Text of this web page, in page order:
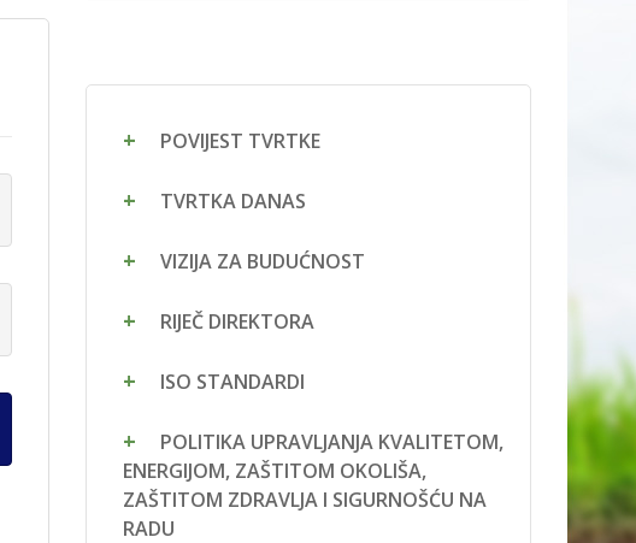
POVIJEST TVRTKE
TVRTKA DANAS
VIZIJA ZA BUDUĆNOST
RIJEČ DIREKTORA
ISO STANDARDI
POLITIKA UPRAVLJANJA KVALITETOM,
ENERGIJOM, ZAŠTITOM OKOLIŠA,
ZAŠTITOM ZDRAVLJA I SIGURNOŠĆU NA
RADU